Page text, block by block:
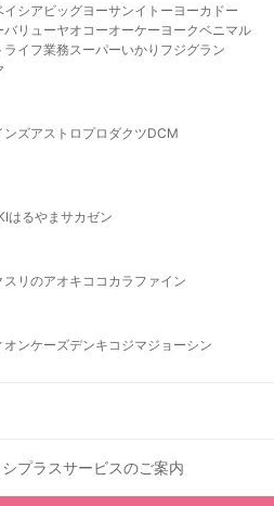
イシア ビッグヨーサンイトーヨーカドー
バリューヤオコーオーケー ヨークベニマル
ライフ業務スーパーいかり フジグラン
ンズアストロプロダクツDCM
はるやま サカゼン
スリのアオキココカラファイン
オンケーズデンキ コジマジョーシン
プラスサービスのご案内